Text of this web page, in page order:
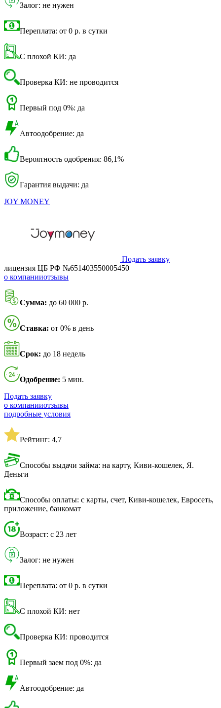
Залог: не нужен
Переплата: от 0 р. в сутки
С плохой КИ: да
Проверка КИ: не проводится
Первый под 0%: да
Автоодобрение: да
Вероятность одобрения: 86,1%
Гарантия выдачи: да
JOY MONEY
Подать заявку
лицензия ЦБ РФ №651403550005450
о компанииотзывы
Сумма: до 60 000 р.
Ставка: от 0% в день
Срок: до 18 недель
Одобрение: 5 мин.
Подать заявку
о компанииотзывы
подробные условия
Рейтинг: 4,7
Способы выдачи займа: на карту, Киви-кошелек, Я.
Деньги
Способы оплаты: с карты, счет, Киви-кошелек, Евросеть,
приложение, банкомат
Возраст: с 23 лет
Залог: не нужен
Переплата: от 0 р. в сутки
С плохой КИ: нет
Проверка КИ: проводится
Первый заем под 0%: да
Автоодобрение: да